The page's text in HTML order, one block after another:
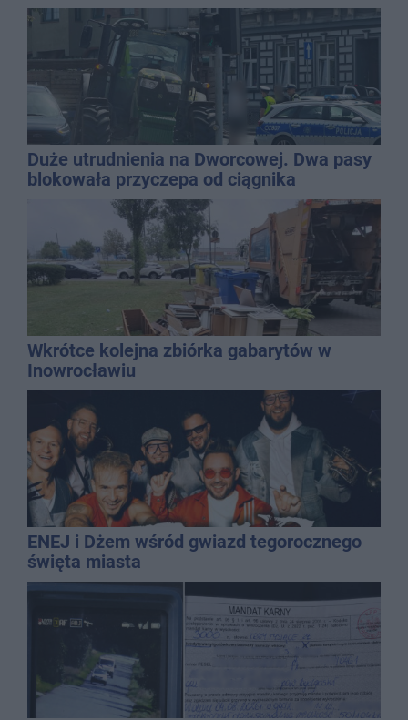
Duże utrudnienia na Dworcowej. Dwa pasy
blokowała przyczepa od ciągnika
Wkrótce kolejna zbiórka gabarytów w
Inowrocławiu
ENEJ i Dżem wśród gwiazd tegorocznego
święta miasta